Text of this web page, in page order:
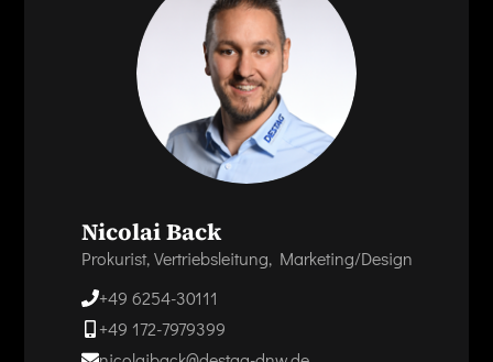
Nicolai Back
Prokurist, Vertriebsleitung, Marketing/Design
+49 6254-30111
+49 172-7979399